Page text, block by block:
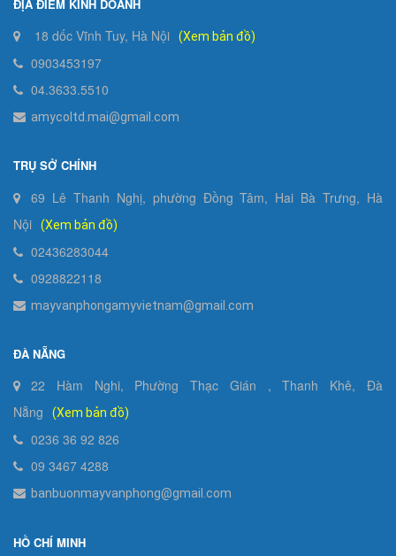
ĐỊA ĐIỂM KINH DOANH
18 dốc Vĩnh Tuy, Hà Nội (Xem bản đồ)
0903453197
04.3633.5510
amycoltd.mai@gmail.com
TRỤ SỞ CHÍNH
69 Lê Thanh Nghị, phường Đồng Tâm, Hai Bà Trưng, Hà
Nội
(Xem bản đồ)
02436283044
0928822118
mayvanphongamyvietnam@gmail.com
ĐÀ NẴNG
22 Hàm Nghi, Phường Thạc Gián , Thanh Khê, Đà
Nẵng
(Xem bản đồ)
0236 36 92 826
09 3467 4288
banbuonmayvanphong@gmail.com
HỒ CHÍ MINH